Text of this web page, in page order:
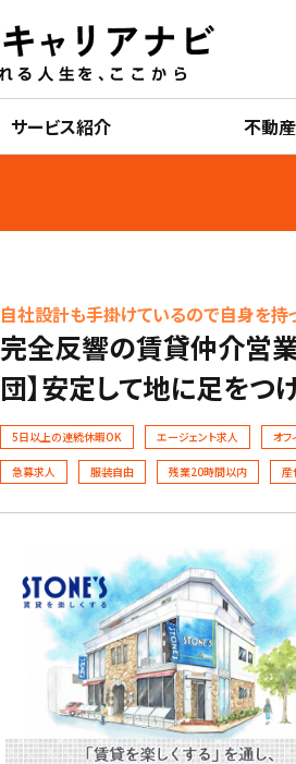
サービス紹介 不動
自社設計も手掛けているので自身を持
完全反響の賃貸仲介営
団】安定して地に足をつ
5日以上の連続休暇OK エージェント求人 オ
急募求人 服装自由 残業20時間以内 産